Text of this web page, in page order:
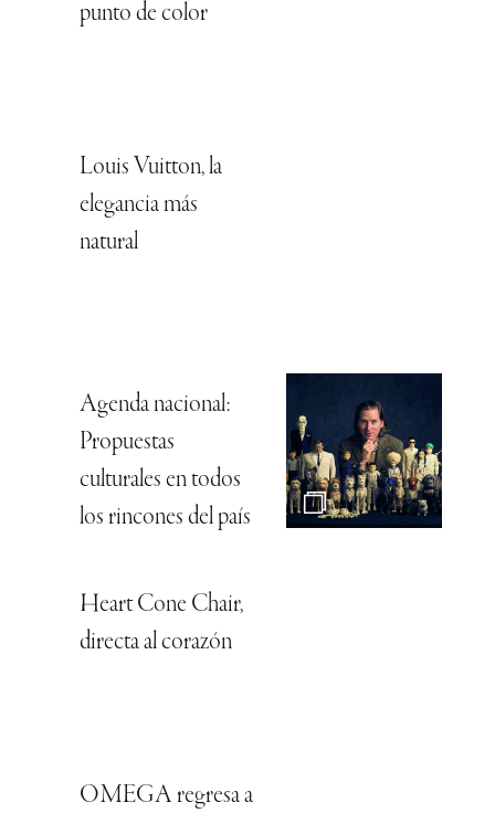
punto de color
Louis Vuitton, la
elegancia más
natural
Agenda nacional:
Propuestas
culturales en todos
los rincones del país
Heart Cone Chair,
directa al corazón
OMEGA regresa a